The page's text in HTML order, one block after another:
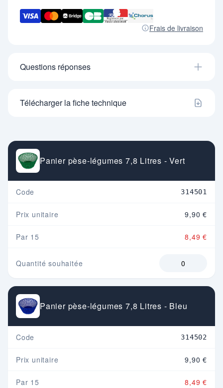
Frais de livraison
Questions réponses
Télécharger la fiche technique
Panier pèse-légumes 7,8 Litres - Vert
Code 314501
Prix unitaire 9,90 €
Par 15 8,49 €
Quantité souhaitée
Panier pèse-légumes 7,8 Litres - Bleu
Code 314502
Prix unitaire 9,90 €
Par 15 8,49 €